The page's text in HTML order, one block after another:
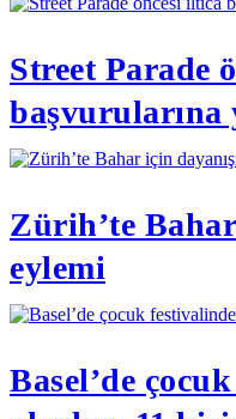
Street Parade
başvurularına
Zürih’te
eylemi
Basel’de